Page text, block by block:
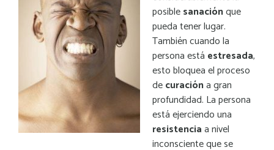
posiblesanaciónque
pueda tener lugar.
También cuando la
persona está estresada,
esto bloquea el proceso
decuracióna gran
profundidad. La persona
está ejerciendo una
resistenciaa nivel
inconsciente que se